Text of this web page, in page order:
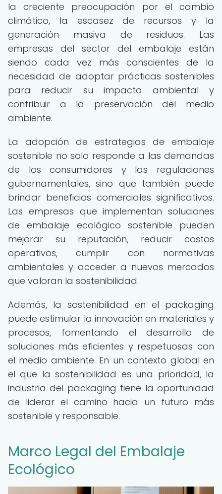
la creciente preocupación por el cambio
climático, la escasez de recursos y la
generación masiva de residuos. Las
empresas del sector del embalaje están
siendo cada vez más conscientes de la
necesidad de adoptar prácticas sostenibles
para reducir su impacto ambiental y
contribuir a la preservación del medio
ambiente.
La adopción de estrategias de embalaje
sostenible no solo responde a las demandas
de los consumidores y las regulaciones
gubernamentales, sino que también puede
brindar beneficios comerciales significativos.
Las empresas que implementan soluciones
de embalaje ecológico sostenible pueden
mejorar su reputación, reducir costos
operativos, cumplir con normativas
ambientales y acceder a nuevos mercados
que valoran la sostenibilidad.
Además, la sostenibilidad en el packaging
puede estimular la innovación en materiales y
procesos, fomentando el desarrollo de
soluciones más eficientes y respetuosas con
el medio ambiente. En un contexto global en
el que la sostenibilidad es una prioridad, la
industria del packaging tiene la oportunidad
de liderar el camino hacia un futuro más
sostenible y responsable.
Marco Legal del Embalaje
Ecológico